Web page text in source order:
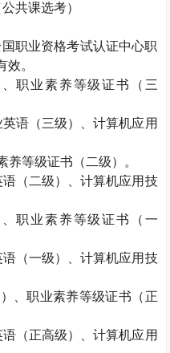
共课选考）
职业资格考试认证中心职
效。
、职业素养等级证书（三
语（三级）、计算机应用
养等级证书（二级）。
（二级）、计算机应用技
、职业素养等级证书（一
（一级）、计算机应用技
）、职业素养等级证书（正
（正高级）、计算机应用